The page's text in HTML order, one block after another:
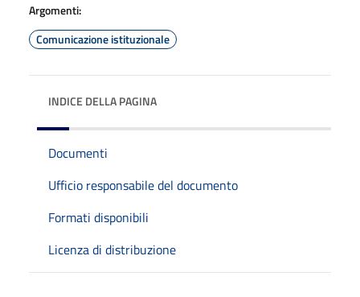
Argomenti:
Comunicazione istituzionale
INDICE DELLA PAGINA
Documenti
Ufficio responsabile del documento
Formati disponibili
Licenza di distribuzione